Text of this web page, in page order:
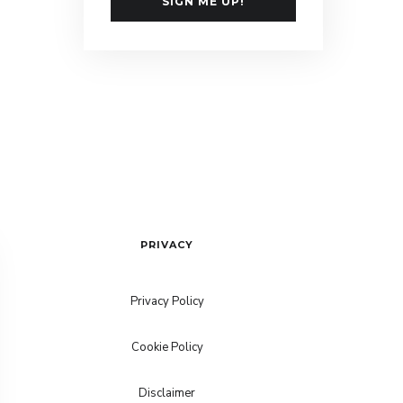
PRIVACY
Privacy Policy
Cookie Policy
Disclaimer